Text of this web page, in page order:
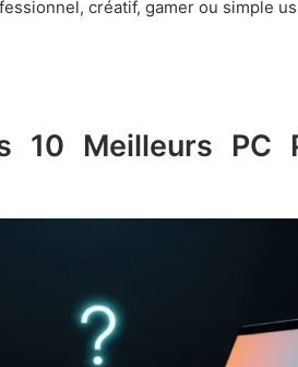
créatif, gamer ou simple
10 Meilleurs PC